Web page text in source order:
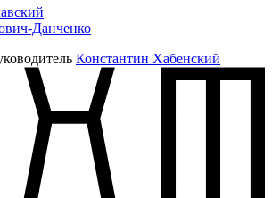
Данченко
Константин Хабенский